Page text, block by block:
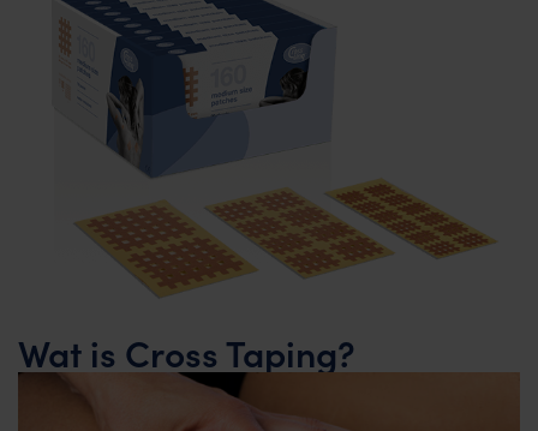
Wat is Cross Taping?